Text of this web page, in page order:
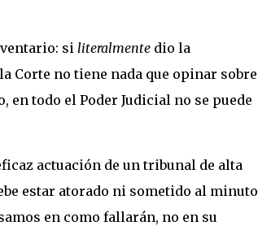
si literalmente dio la
Corte no tiene nada que opinar sobre
todo el Poder Judicial no se puede
actuación de un tribunal de alta
estar atorado ni sometido al minuto
en como fallarán, no en su